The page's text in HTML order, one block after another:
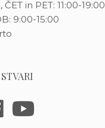
ČET in PET: 11:00-19:00
9:00-15:00